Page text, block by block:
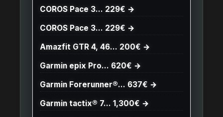
COROS Pace 3… 229€ →
COROS Pace 3… 229€ →
Amazfit GTR 4, 46… 200€ →
Garmin epix Pro… 620€ →
Garmin Forerunner®… 637€ →
Garmin tactix® 7… 1,300€ →